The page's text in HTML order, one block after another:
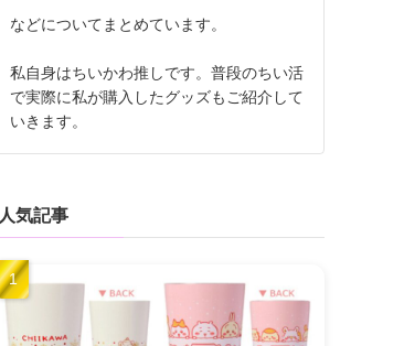
などについてまとめています。
私自身はちいかわ推しです。普段のちい活
で実際に私が購入したグッズもご紹介して
いきます。
人気記事